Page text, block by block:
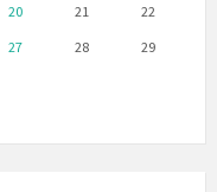
20 21
22
27 28
29